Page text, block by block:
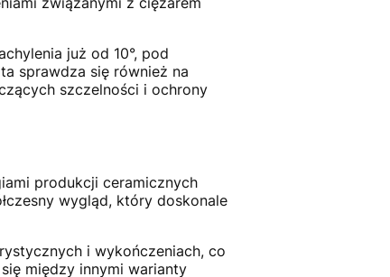
już od 10°, pod
sprawdza się również na
szczelności i ochrony
produkcji ceramicznych
wygląd, który doskonale
i wykończeniach, co
między innymi warianty